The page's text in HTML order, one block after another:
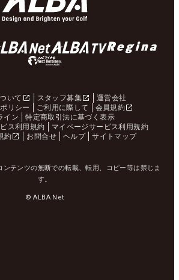
いて スタッフ募集
運営会社
リシー
ご利用に際して
会員規約
イン
特定商取引法に基づく表示
ス利用規約
マイページサービス利用規約
約
お問合せ ヘルプ サイトマップ
テンツの無断での転載、転用、コピー等は禁じま
す。
© ALBA Net